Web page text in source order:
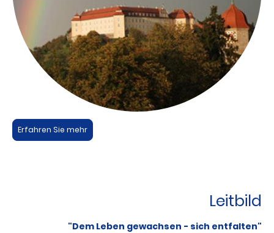
Erfahren Sie mehr
Leitbild
"Dem Leben gewachsen - sich entfalten"